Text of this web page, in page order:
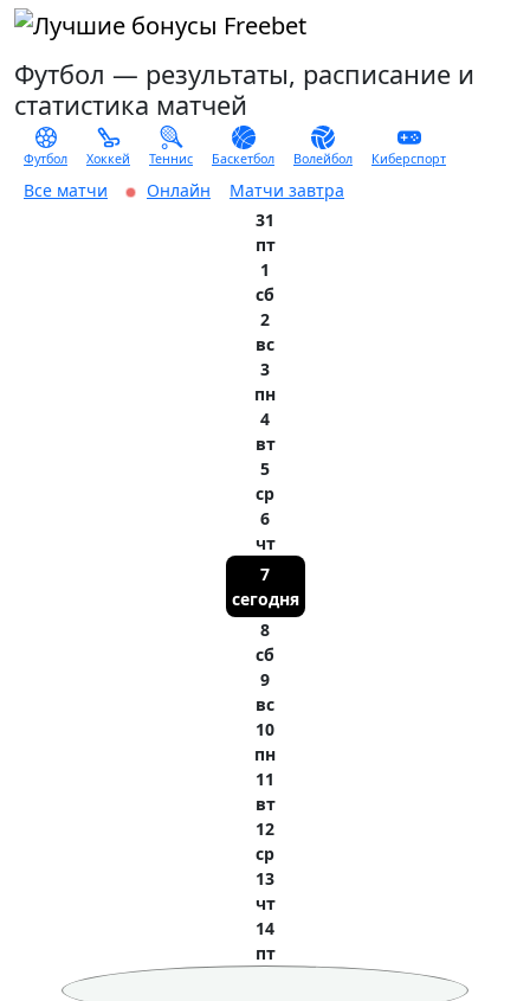
Футбол — результаты, расписание и
статистика матчей
Футбол Хоккей Теннис Баскетбол Волейбол Киберспорт
Все матчи Онлайн
Матчи завтра
31
пт
1
сб
2
вс
3
пн
4
вт
5
ср
6
чт
7
сегодня
8
сб
9
вс
10
пн
11
вт
12
ср
13
чт
14
пт